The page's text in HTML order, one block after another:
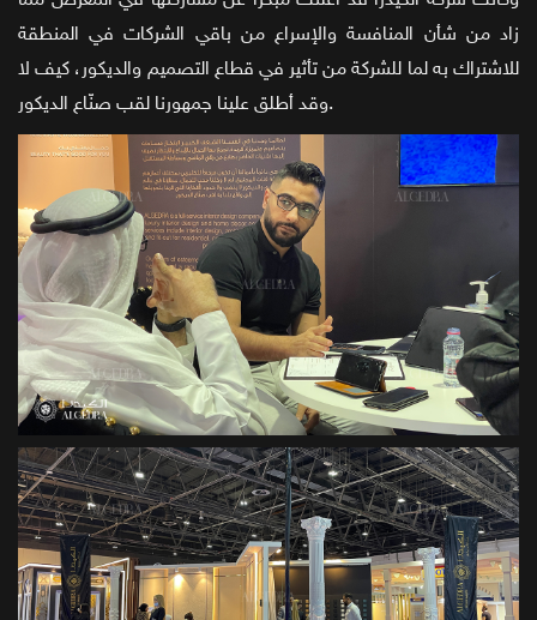
زاد من شأن المنافسة والإسراع من باقي الشركات في المنطقة
للاشتراك به لما للشركة من تأثير في قطاع التصميم والديكور، كيف لا
وقد أطلق علينا جمهورنا لقب صنّاع الديكور.